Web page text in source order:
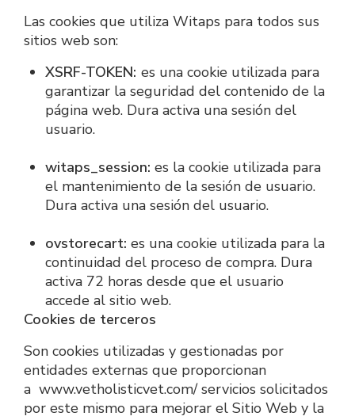
Las cookies que utiliza Witaps para todos sus
sitios web son:
XSRF-TOKEN: es una cookie utilizada para
garantizar la seguridad del contenido de la
página web. Dura activa una sesión del
usuario.
witaps_session: es la cookie utilizada para
el mantenimiento de la sesión de usuario.
Dura activa una sesión del usuario.
ovstorecart: es una cookie utilizada para la
continuidad del proceso de compra. Dura
activa 72 horas desde que el usuario
accede al sitio web.
Cookies de terceros
Son cookies utilizadas y gestionadas por
entidades externas que proporcionan
a  www.vetholisticvet.com/ servicios solicitados
por este mismo para mejorar el Sitio Web y la